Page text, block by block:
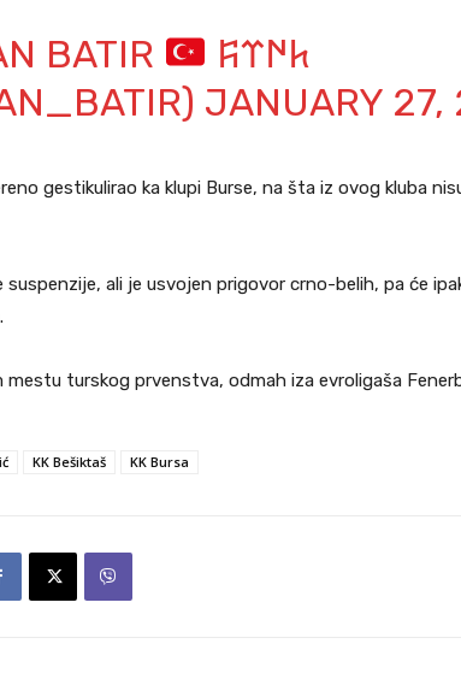
BATIR
JANUARY
gestikulirao ka klupi Burse, na šta iz ovog kluba
suspenzije, ali je usvojen prigovor crno-belih, pa će
mestu turskog prvenstva, odmah iza evroligaša
KK Bešiktaš KK Bursa